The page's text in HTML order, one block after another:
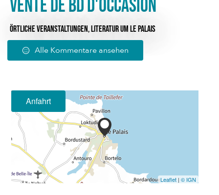
Vente de BD d'occasion
ÖRTLICHE VERANSTALTUNGEN,LITERATURUM LE PALAIS
Alle Kommentare ansehen
Anfahrt
Leaflet | © IGN